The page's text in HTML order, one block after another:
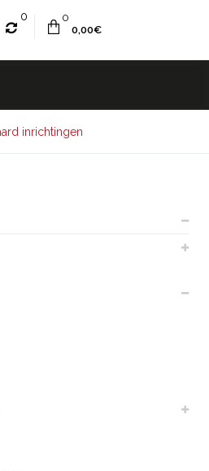
0
0
0,00€
inrichtingen